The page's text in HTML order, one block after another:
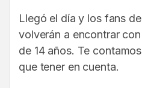
Llegó el día y los fans
volverán a encontrar
de 14 años. Te
que tener en cuenta.